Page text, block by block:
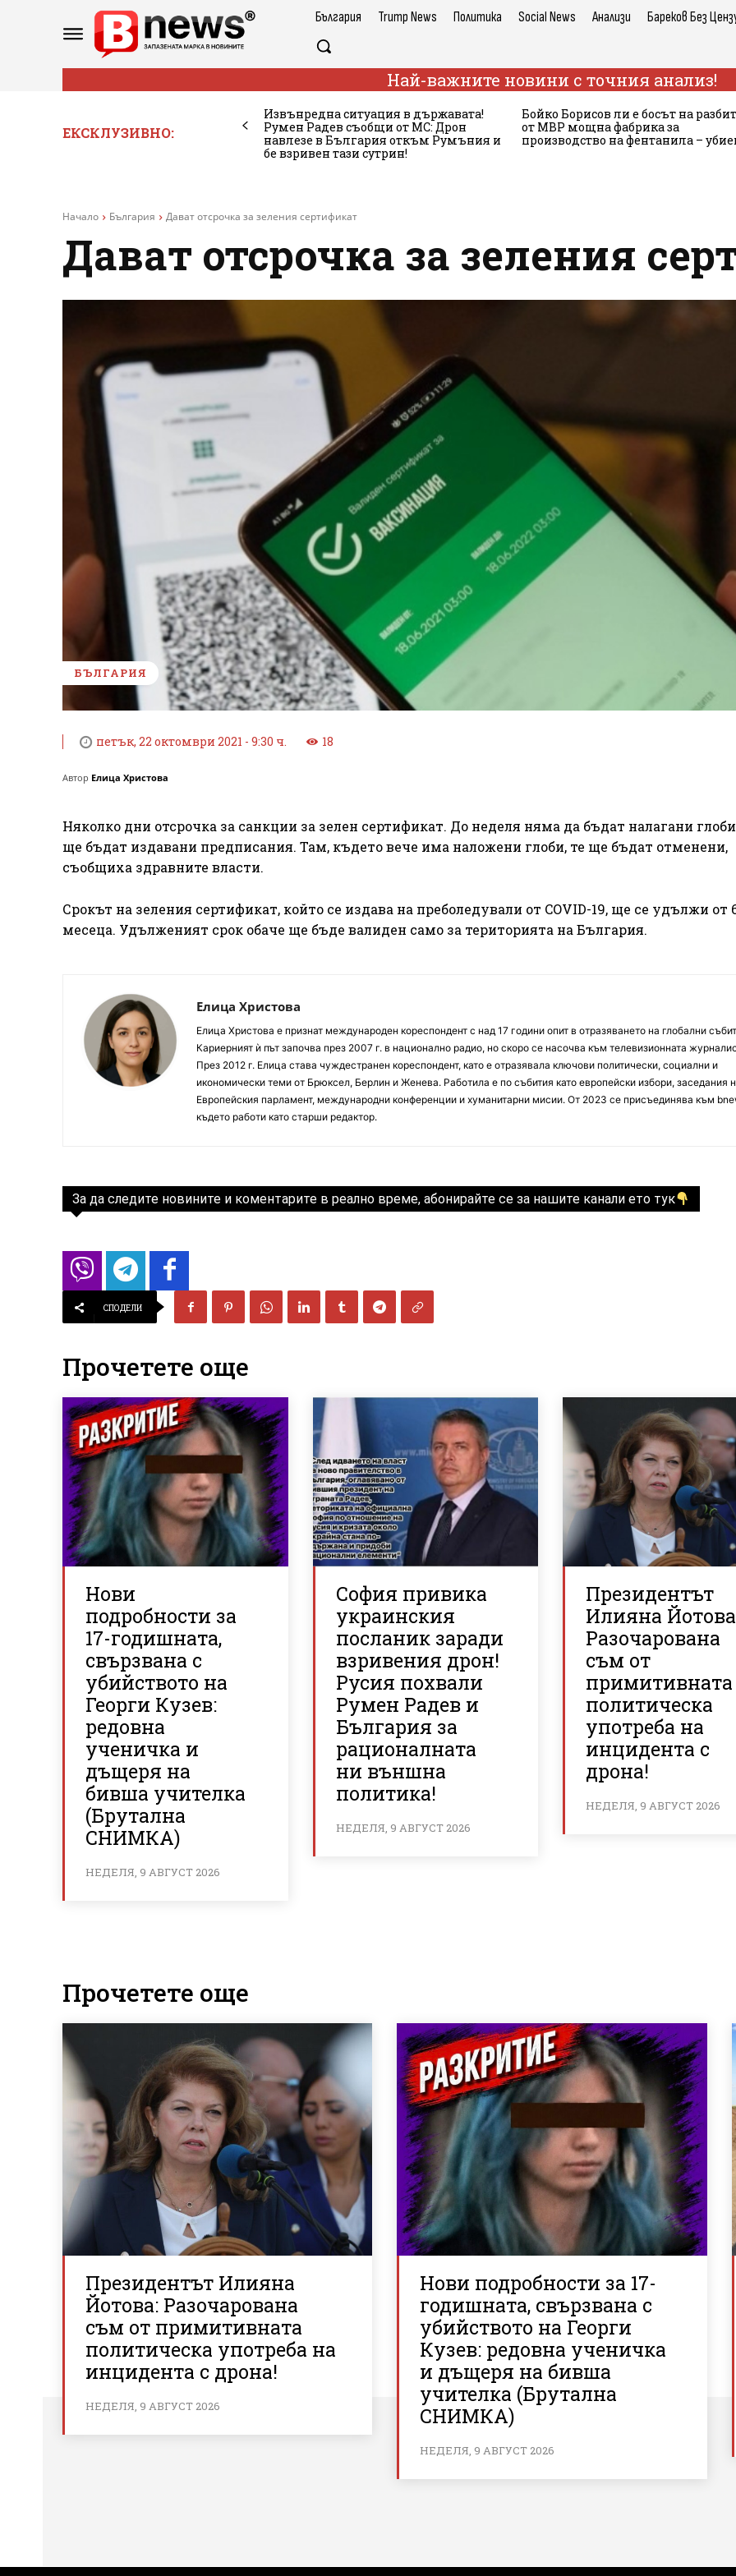
България Trump News Политика Social News Анализи Бареков Без
Най-важните новини с точния анализ!
ЕКСКЛУЗИВНО:
Извънредна ситуация в държавата!
Румен Радев съобщи от МС: Дрон
навлезе в България откъм Румъния и
бе взривен тази сутрин!
Бойко Борисов ли е босът на
от МВР мощна фабрика за
производство на фентанила –
Начало България Дават отсрочка за зеления сертификат
Дават отсрочка за зеления
БЪЛГАРИЯ
петък, 22 октомври 2021 - 9:30 ч. 18
Автор Елица Христова
Няколко дни отсрочка за санкции за зелен сертификат. До неделя няма да бъдат налагани
ще бъдат издавани предписания. Там, където вече има наложени глоби, те ще бъдат отменени,
съобщиха здравните власти.
Срокът на зеления сертификат, който се издава на преболедували от COVID-19, ще се удължи от
месеца. Удълженият срок обаче ще бъде валиден само за територията на България.
Елица Христова
Елица Христова е признат международен кореспондент с над 17 години опит в отразяването на глобални
Кариерният ѝ път започва през 2007 г. в национално радио, но скоро се насочва към телевизионната
През 2012 г. Елица става чуждестранен кореспондент, като е отразявала ключови политически, социални и
икономически теми от Брюксел, Берлин и Женева. Работила е по събития като европейски избори, заседания
Европейския парламент, международни конференции и хуманитарни мисии. От 2023 се присъединява към
където работи като старши редактор.
За да следите новините и коментарите в реално време, абонирайте се за нашите канали ето тук
СПОДЕЛИ
Прочетете още
Нови
подробности за
17-годишната,
свързвана с
убийството на
Георги Кузев:
редовна
ученичка и
дъщеря на
бивша учителка
(Брутална
СНИМКА)
НЕДЕЛЯ, 9 АВГУСТ 2026
София привика
украинския
посланик заради
взривения дрон!
Русия похвали
Румен Радев и
България за
рационалната
ни външна
политика!
НЕДЕЛЯ, 9 АВГУСТ 2026
Президентът
Илияна
Разочарована
съм от
примитивната
политическа
употреба на
инцидента с
дрона!
НЕДЕЛЯ, 9 АВГУСТ 2026
Прочетете още
Президентът Илияна
Йотова: Разочарована
съм от примитивната
политическа употреба на
инцидента с дрона!
НЕДЕЛЯ, 9 АВГУСТ 2026
Нови подробности за 17-
годишната, свързвана с
убийството на Георги
Кузев: редовна ученичка
и дъщеря на бивша
учителка (Брутална
СНИМКА)
НЕДЕЛЯ, 9 АВГУСТ 2026